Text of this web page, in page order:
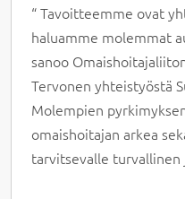
“ Tavoitteemme ovat
haluamme molemmat
sanoo
Tervonen yhteistyöstä
Molempien
omaishoitajan arkea
tarvitsevalle turvallinen